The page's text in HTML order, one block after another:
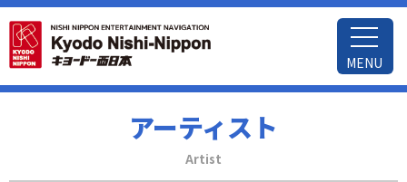
MENU
アーティスト
Artist